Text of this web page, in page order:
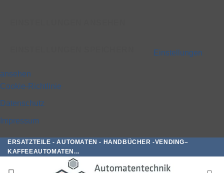
Einstellungen
ansehen
Cookie-Richtlinie
Datenschutz
Impressum
Zum
Inhalt
springen
ERSATZTEILE - AUTOMATEN - HANDBÜCHER -VENDING–
KAFFEEAUTOMATEN...